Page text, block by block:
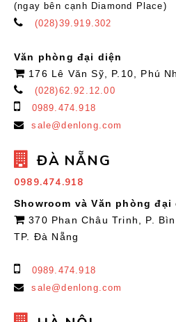
(ngay bên cạnh Diamond Place)
(028)39.919.302
Văn phòng đại diện
176 Lê Văn Sỹ, P.10, Phú
(028)62.92.12.00
0989.474.918
sale@denlong.com
ĐÀ NẴNG
0989.474.918
Showroom và Văn phòng đại
370 Phan Châu Trinh, P.
TP. Đà Nẵng
0989.474.918
sale@denlong.com